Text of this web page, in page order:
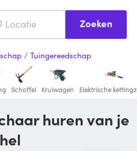
Zoeken
/ Tuingereedschap
Schoffel Kruiwagen Elektrische